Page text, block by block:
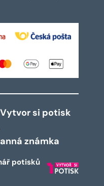
si potisk
známka
potisků